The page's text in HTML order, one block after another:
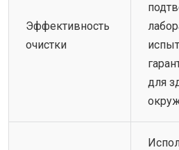
Эффективность
очистки
для